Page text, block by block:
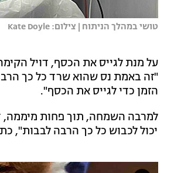
טושי במהלך הניתוח | צילום: Kate Doyle
"זה באמת נס שהוא שרד כל כך הרבה
הזמן כדי לגייס את הכסף".
יכול לכבוש כל כך הרבה לבבות",